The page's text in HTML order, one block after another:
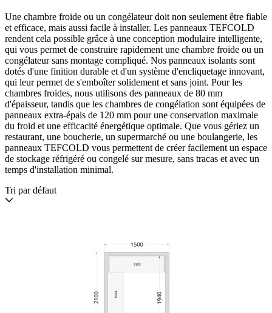
Une chambre froide ou un congélateur doit non seulement être fiable
et efficace, mais aussi facile à installer. Les panneaux TEFCOLD
rendent cela possible grâce à une conception modulaire intelligente,
qui vous permet de construire rapidement une chambre froide ou un
congélateur sans montage compliqué. Nos panneaux isolants sont
dotés d'une finition durable et d'un système d'encliquetage innovant,
qui leur permet de s'emboîter solidement et sans joint. Pour les
chambres froides, nous utilisons des panneaux de 80 mm
d'épaisseur, tandis que les chambres de congélation sont équipées de
panneaux extra-épais de 120 mm pour une conservation maximale
du froid et une efficacité énergétique optimale. Que vous gériez un
restaurant, une boucherie, un supermarché ou une boulangerie, les
panneaux TEFCOLD vous permettent de créer facilement un espace
de stockage réfrigéré ou congelé sur mesure, sans tracas et avec un
temps d'installation minimal.
Tri par défaut